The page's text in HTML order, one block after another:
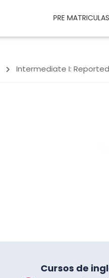
PRE MATRICULAS
Intermediate I: Reported
Cursos de